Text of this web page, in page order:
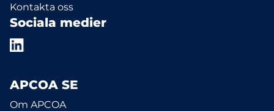
Kontakta oss
Sociala medier
APCOA SE
Om APCOA